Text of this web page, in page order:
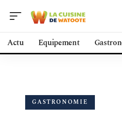
Actu Equipement
GASTRONOMIE